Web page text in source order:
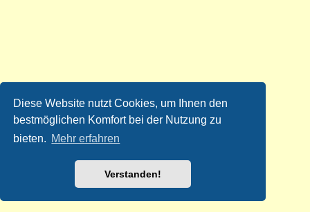
Diese Website nutzt Cookies, um Ihnen den
bestmöglichen Komfort bei der Nutzung zu
bieten. Mehr erfahren
Verstanden!